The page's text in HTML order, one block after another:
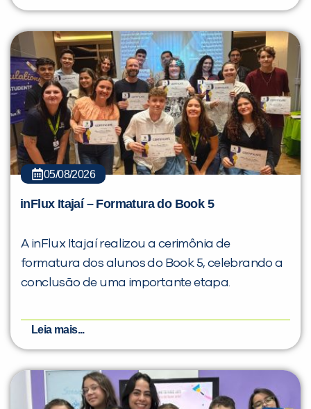
05/08/2026
inFlux Itajaí – Formatura do Book 5
A inFlux Itajaí realizou a cerimônia de
formatura dos alunos do Book 5, celebrando a
conclusão de uma importante etapa.
Leia mais...
Você é aluno inFlux?
Sim Não